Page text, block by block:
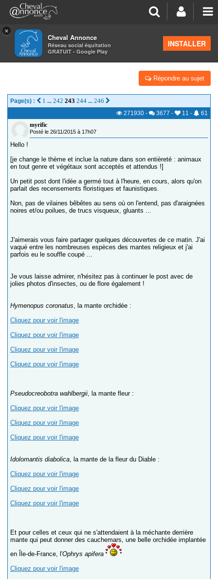
×
Cheval Annonce
Réseau social équitation
GRATUIT - Google Play
INSTALLER
>Salon de thé
PLAIDOYER POUR LA NATURE, EN PHOTO !
Répondre au sujet
Page(s) : 1 ... 242 243 244 ... 246
271930 - 3677 - 11 -
61
myrific
Posté le 26/11/2015 à 17h07
Hello !
[je change le thème et inclue la nature dans son entièreté : animaux
en tout genre et végétaux sont acceptés et attendus !]
Un petit post dont l'idée a germé tout à l'heure, en cours, alors qu'on
parlait des recensements floristiques et faunistiques.
Non, pas de vilaines bêbêtes au sens où on l'entend, pas d'araignées
noires et/ou poilues, de trucs visqueux, gluants ...
J'aimerais vous faire partager quelques découvertes de ce matin. J'ai
vaqué entre les nombreuses espèces des mantes religieux et j'ai
parfois eu le souffle coupé ...
Je vous laisse admirer, n'hésitez pas à continuer le post avec de
jolies photos d'insectes, ou de flore également !
Hymenopus coronatus, la mante orchidée :
Cliquez pour voir l'image
Cliquez pour voir l'image
Cliquez pour voir l'image
Cliquez pour voir l'image
Pseudocreobotra wahlbergii, la mante fleur :
Cliquez pour voir l'image
Cliquez pour voir l'image
Cliquez pour voir l'image
Idolomantis diabolica, la mante de la fleur du Diable :
Cliquez pour voir l'image
Cliquez pour voir l'image
Cliquez pour voir l'image
Et pour celles et ceux qui ne s'attendaient à la méchante derrière
mante qui peut donner des cauchemars, une belle orchidée implantée
en Île-de-France, l'Ophrys apifera
Cliquez pour voir l'image